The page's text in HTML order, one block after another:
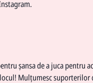
șansa de a juca pentru
Mulțumesc